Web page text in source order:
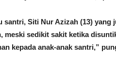
santri, Siti Nur Azizah (13)
meski sedikit sakit ketika
kepada anak-anak santri,”